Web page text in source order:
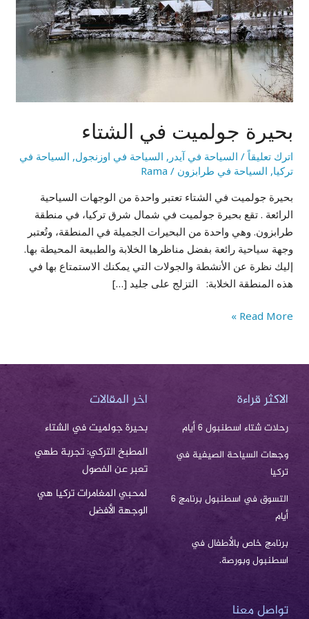
بحيرة جولميت في الشتاء
اترك تعليقاً / السياحة في آيدر , السياحة في اوزنجول, السياحة في
تركيا, السياحة في طرابزون /
Rama
بحيرة جولميت في الشتاء تعتبر واحدة من الوجهات السياحية
الرائعة . تقع بحيرة جولميت في شمال شرق تركيا، في منطقة
طرابزون. وهي واحدة من البحيرات الجميلة في المنطقة، وتُعتبر
وجهة سياحية رائعة بفضل مناظرها الخلابة والطبيعة المحيطة بها.
إليك نظرة ‏عن الأنشطة والجولات التي يمكنك الاستمتاع بها في
هذه المنطقة الخلابة‎:‎ التزلج على جليد […]
Read More »
الاكثر قراءة
رحلات شتاء اسطنبول 6 أيام
وجهات السياحة الصيفية في
تركيا
التسوق في اسطنبول برنامج 6
أيام
برنامج خاص بالأطفال في
اسطنبول وبورصة.
اخر المقالات
بحيرة جولميت في الشتاء
المطبخ التركي: تجربة طهي
تعبر عن الفصول
لمحبي المغامرات تركيا هي
الوجهة الأفضل
تواصل معنا